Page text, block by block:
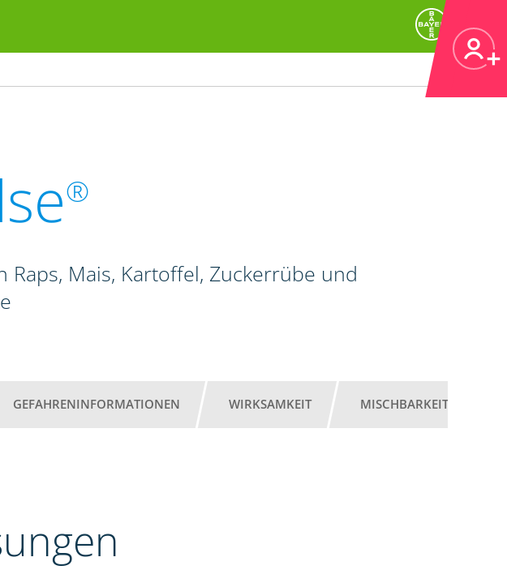
®
Mais, Kartoffel, Zuckerrübe und
GEFAHRENINFORMATIONEN WIRKSAMKEIT MISCHBARKEIT